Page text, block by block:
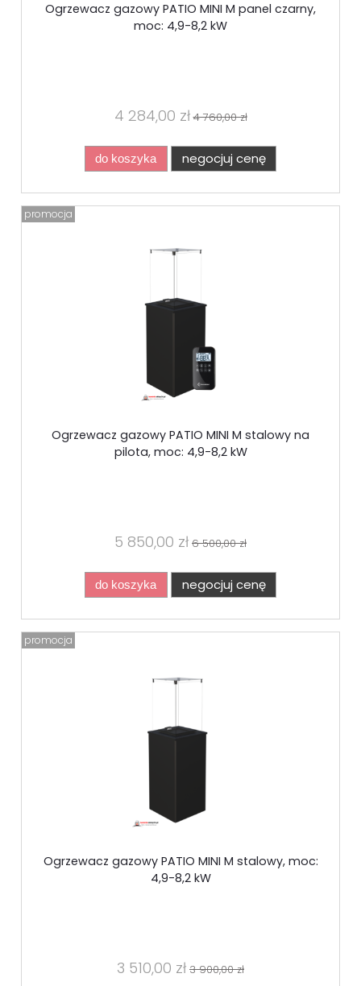
Ogrzewacz gazowy PATIO MINI M panel czarny,
moc: 4,9-8,2 kW
4 284,00 zł 4 760,00 zł
do koszyka negocjuj cenę
Ogrzewacz gazowy PATIO MINI M stalowy na
pilota, moc: 4,9-8,2 kW
5 850,00 zł 6 500,00 zł
do koszyka negocjuj cenę
promocja
Ogrzewacz gazowy PATIO MINI M stalowy, moc:
4,9-8,2 kW
3 510,00 zł 3 900,00 zł
promocja